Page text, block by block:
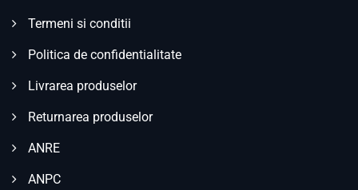
Termeni si conditii
Politica de confidentialitate
Livrarea produselor
Returnarea produselor
ANRE
ANPC